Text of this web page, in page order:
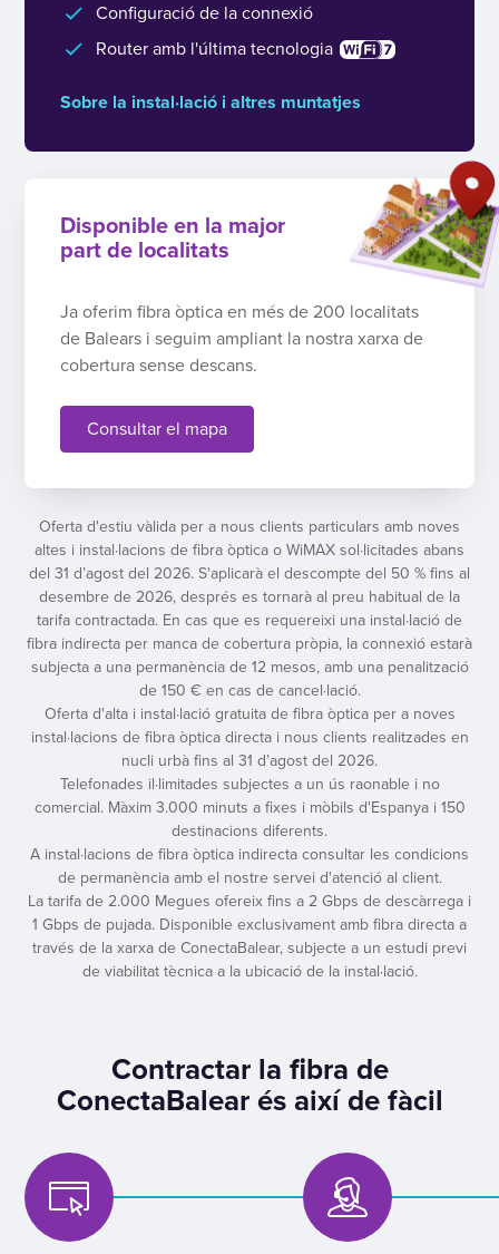
Configuració de la connexió
Router amb l'última tecnologia
Sobre la instal·lació i altres muntatjes
Disponible en la major
part de localitats
Ja oferim fibra òptica en més de 200 localitats
de Balears i seguim ampliant la nostra xarxa de
cobertura sense descans.
Consultar el mapa
Oferta d'estiu vàlida per a nous clients particulars amb noves
altes i instal·lacions de fibra òptica o WiMAX sol·licitades abans
del 31 d’agost del 2026. S'aplicarà el descompte del 50 % fins al
desembre de 2026, després es tornarà al preu habitual de la
tarifa contractada. En cas que es requereixi una instal·lació de
fibra indirecta per manca de cobertura pròpia, la connexió estarà
subjecta a una permanència de 12 mesos, amb una penalització
de 150 € en cas de cancel·lació.
Oferta d'alta i instal·lació gratuita de fibra òptica per a noves
instal·lacions de fibra òptica directa i nous clients realitzades en
nucli urbà fins al 31 d’agost del 2026.
Telefonades il·limitades subjectes a un ús raonable i no
comercial. Màxim 3.000 minuts a fixes i mòbils d'Espanya i 150
destinacions diferents.
A instal·lacions de fibra òptica indirecta consultar les condicions
de permanència amb el nostre servei d'atenció al client.
La tarifa de 2.000 Megues ofereix fins a 2 Gbps de descàrrega i
1 Gbps de pujada. Disponible exclusivament amb fibra directa a
través de la xarxa de ConectaBalear, subjecte a un estudi previ
de viabilitat tècnica a la ubicació de la instal·lació.
Contractar la fibra de
ConectaBalear és així de fàcil